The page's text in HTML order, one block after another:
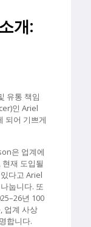
개:
유통 책임
인 Ariel
되어 기쁘게
은 업계에
재 도입될
다고 Ariel
눕니다. 또
년 100
업계 사상
합니다.